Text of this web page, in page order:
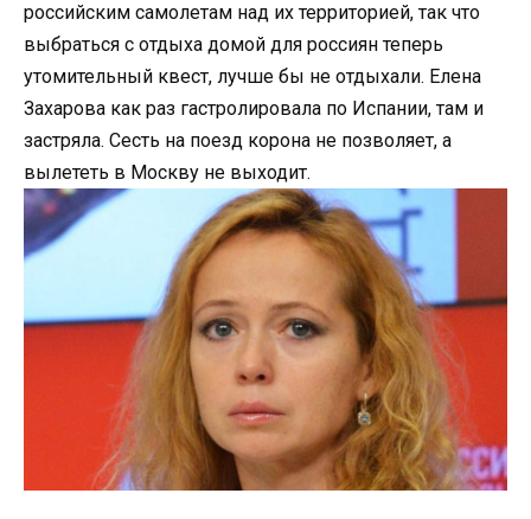
российским самолетам над их территорией, так что
выбраться с отдыха домой для россиян теперь
утомительный квест, лучше бы не отдыхали. Елена
Захарова как раз гастролировала по Испании, там и
застряла. Сесть на поезд корона не позволяет, а
вылететь в Москву не выходит.